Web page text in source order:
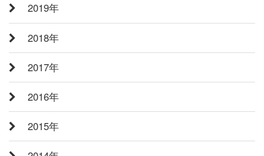
2019年
2018年
2017年
2016年
2015年